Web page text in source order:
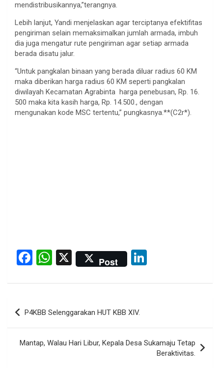
mendistribusikannya,”terangnya.
Lebih lanjut, Yandi menjelaskan agar terciptanya efektifitas
pengiriman selain memaksimalkan jumlah armada, imbuh
dia juga mengatur rute pengiriman agar setiap armada
berada disatu jalur.
“Untuk pangkalan binaan yang berada diluar radius 60 KM
maka diberikan harga radius 60 KM seperti pangkalan
diwilayah Kecamatan Agrabinta harga penebusan, Rp. 16.
500 maka kita kasih harga, Rp. 14.500., dengan
mengunakan kode MSC tertentu,” pungkasnya.**(C2r*).
F
ce
b
o
o
k
W
at
s
A
p
X Post
ke
Post
navigation
P4KBB Selenggarakan HUT KBB XIV.
Mantap, Walau Hari Libur, Kepala Desa Sukamaju Tetap
Beraktivitas.